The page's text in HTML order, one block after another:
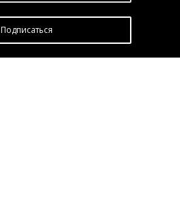
Подписатьcя